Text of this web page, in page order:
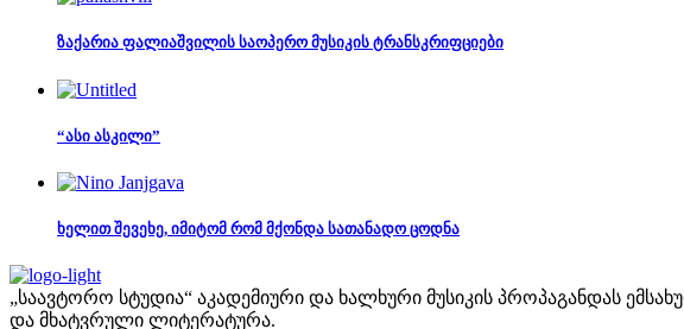
ზაქარია ფალიაშვილის საოპერო მუსიკის ტრანსკრიფციები
“ასი ასკილი”
ხელით შევეხე, იმიტომ რომ მქონდა სათანადო ცოდნა
„საავტორო სტუდია“ აკადემიური და ხალხური მუსიკის პროპაგანდას
და მხატვრული ლიტერატურა.